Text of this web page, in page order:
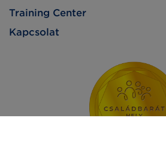
Training Center
Kapcsolat